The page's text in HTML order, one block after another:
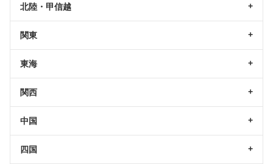
北陸・甲信越
関東
東海
関西
中国
四国